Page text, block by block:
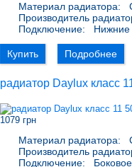
Материал радиатора:
Производитель
Подключение:
Нижние
Купить Подробнее
радиатор Daylux класс
1079 грн
Материал радиатора:
Производитель
Подключение: